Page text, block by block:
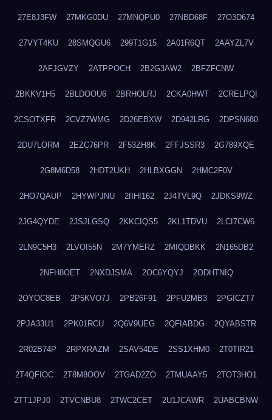
27E8J3FW 27MKG0DU 27MNQPU0 27NBD68F 27O3D674
27VYT4KU 28SMQGU6 299T1G15 2A01R6QT 2AAYZL7V
2AFJGVZY 2ATPPOCH 2B2G3AW2 2BFZFCNW
2BKKV1H5 2BLDOOU6 2BRHOLRJ 2CKA0HWT 2CRELPQI
2CSOTXFR 2CVZ7WMG 2D26EBXW 2D942LRG 2DPSN680
2DU7LORM 2EZC76PR 2F53ZH8K 2FFJSSR3 2G789XQE
2G8M6D58 2HDT2UKH 2HLBXGGN 2HMC2F0V
2HO7QAUP 2HYWPJNU 2IIHI162 2J4TVL9Q 2JDKS9WZ
2JG4QYDE 2JSJLGSQ 2KKCIQS5 2KL1TDVU 2LCI7CW6
2LN9C5H3 2LVOI55N 2M7YMERZ 2MIQDBKK 2N165DB2
2NFH8OET 2NXDJSMA 2OC6YQYJ 2ODHTNIQ
2OYOC8EB 2P5KVO7J 2PB26F91 2PFU2MB3 2PGICZT7
2PJA33U1 2PK01RCU 2Q6V9UEG 2QFIABDG 2QYABSTR
2R02B74P 2RPXRAZM 2SAV54DE 2SS1XHM0 2T0TIR21
2T4QFIOC 2T8M8OOV 2TGAD2ZO 2TMUAAY5 2TOT3HO1
2TT1JPJ0 2TVCNBU8 2TWC2CET 2U1JCAWR 2UABCBNW